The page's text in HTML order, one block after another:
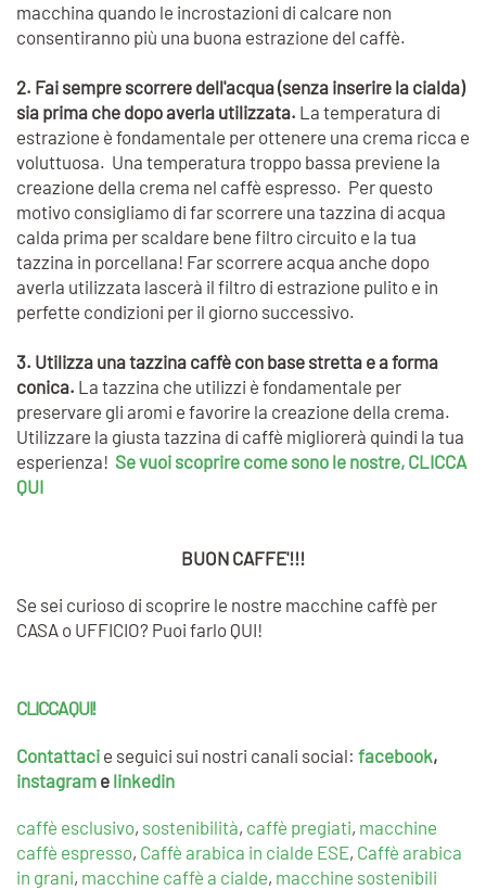
macchina quando le incrostazioni di calcare non
consentiranno più una buona estrazione del caffè.
2. Fai sempre scorrere dell'acqua (senza inserire la cialda)
sia prima che dopo averla utilizzata. La temperatura di
estrazione è fondamentale per ottenere una crema ricca e
voluttuosa. Una temperatura troppo bassa previene la
creazione della crema nel caffè espresso. Per questo
motivo consigliamo di far scorrere una tazzina di acqua
calda prima per scaldare bene filtro circuito e la tua
tazzina in porcellana! Far scorrere acqua anche dopo
averla utilizzata lascerà il filtro di estrazione pulito e in
perfette condizioni per il giorno successivo.
3. Utilizza una tazzina caffè con base stretta e a forma
conica. La tazzina che utilizzi è fondamentale per
preservare gli aromi e favorire la creazione della crema.
Utilizzare la giusta tazzina di caffè migliorerà quindi la tua
esperienza! Se vuoi scoprire come sono le nostre, CLICCA
QUI
BUON CAFFE'!!!
Se sei curioso di scoprire le nostre macchine caffè per
CASA o UFFICIO? Puoi farlo QUI!
CLICCA QUI!
Contattaci e seguici sui nostri canali social: facebook,
instagram e linkedin
caffè esclusivo, sostenibilità, caffè pregiati, macchine
caffè espresso, Caffè arabica in cialde ESE, Caffè arabica
in grani, macchine caffè a cialde, macchine sostenibili